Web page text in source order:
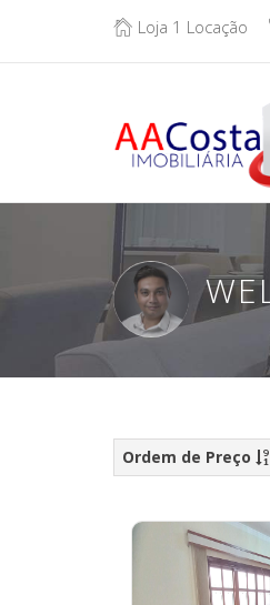
Loja 1 Locação
Ordem de Preço